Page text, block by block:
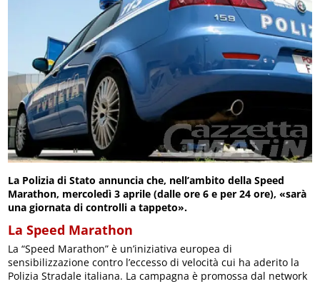
La Polizia di Stato annuncia che, nell’ambito della Speed
Marathon, mercoledì 3 aprile (dalle ore 6 e per 24 ore), «sarà
una giornata di controlli a tappeto».
La Speed Marathon
La “Speed Marathon” è un’iniziativa europea di
sensibilizzazione contro l’eccesso di velocità cui ha aderito la
Polizia Stradale italiana. La campagna è promossa dal network